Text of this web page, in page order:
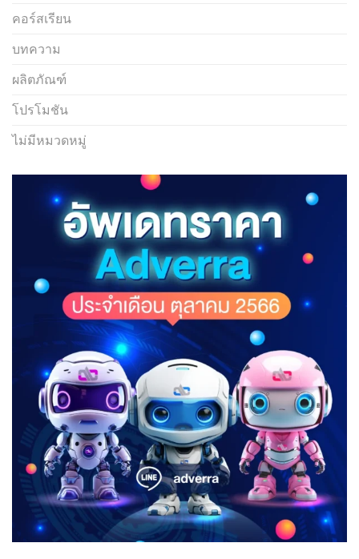
คอร์สเรียน
บทความ
ผลิตภัณฑ์
โปรโมชัน
ไม่มีหมวดหมู่